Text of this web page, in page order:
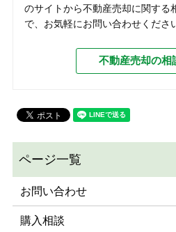
のサイトから不動産売却に関する
で、お気軽にお問い合わせくださ
不動産売却の相
お問い合わせ
購入相談